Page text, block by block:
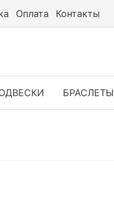
Оплата Контакты
БРАСЛЕТЫ